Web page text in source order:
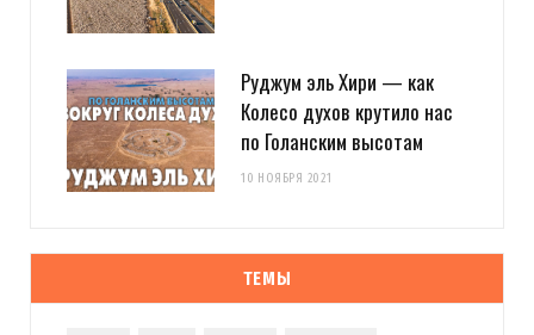
Руджум эль Хири — как
Колесо духов крутило нас
по Голанским высотам
10 НОЯБРЯ 2021
ТЕМЫ